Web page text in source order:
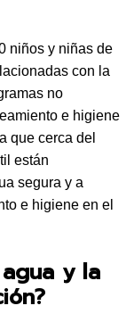
niños y niñas de
con la
no
e higiene
que cerca del
están
segura y a
e higiene en el
y la